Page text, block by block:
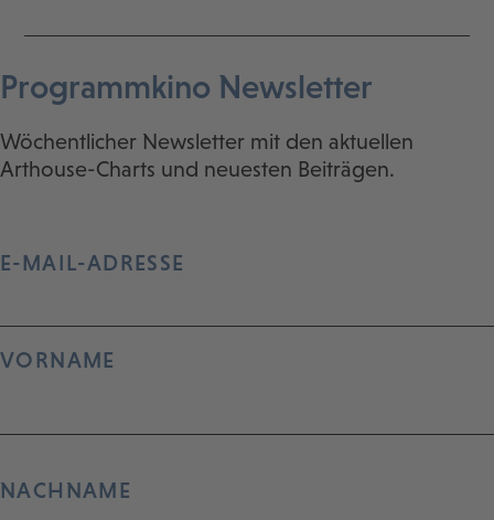
Programmkino Newsletter
Wöchentlicher Newsletter mit den aktuellen
Arthouse-Charts und neuesten Beiträgen.
E-MAIL-ADRESSE
VORNAME
NACHNAME